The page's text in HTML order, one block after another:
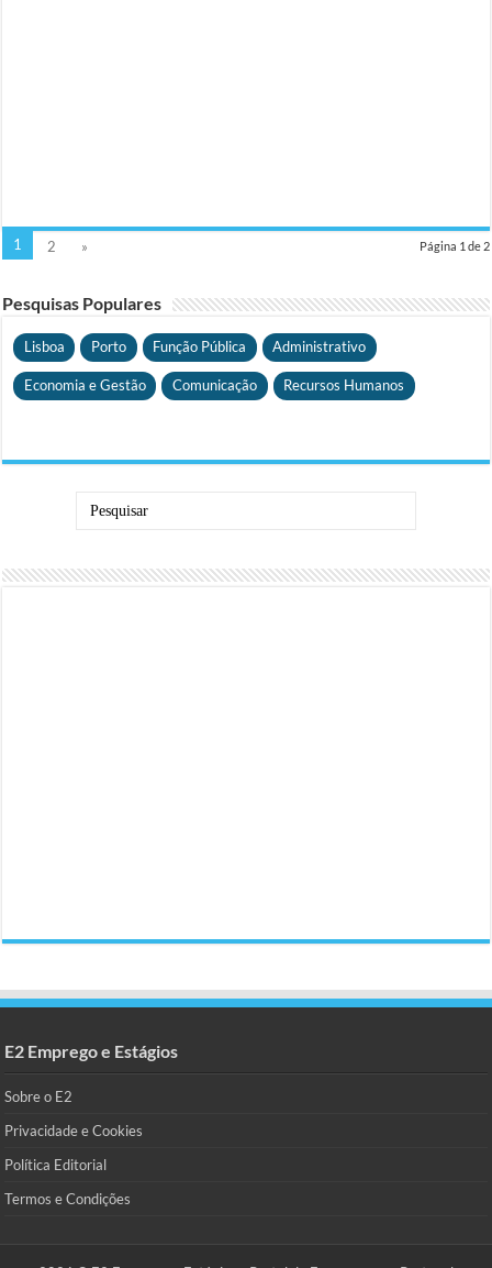
Página 1 de 2
1 2 »
Pesquisas Populares
Lisboa Porto Função Pública Administrativo
Economia e Gestão Comunicação Recursos Humanos
E2 Emprego e Estágios
Sobre o E2
Privacidade e Cookies
Política Editorial
Termos e Condições